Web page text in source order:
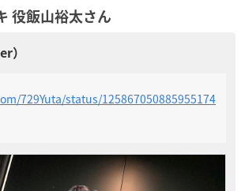
役飯山裕太さん
729Yuta/status/125867050885955174